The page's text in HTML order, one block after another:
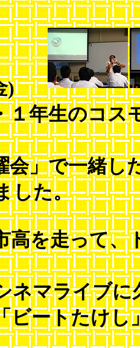
)
年生のコス
」で一緒し
した。
を走って、
マライブに
ートたけし